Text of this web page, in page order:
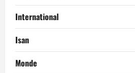
International
Isan
Monde